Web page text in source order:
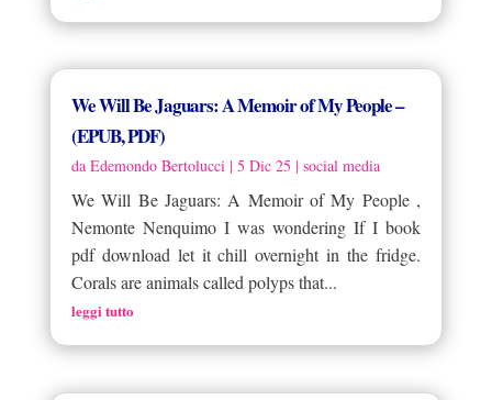
We Will Be Jaguars: A Memoir of My People –
(EPUB, PDF)
da Edemondo Bertolucci| 5 Dic 25 | social media
We Will Be Jaguars: A Memoir of My People ,
Nemonte Nenquimo I was wondering If I book
pdf download let it chill overnight in the fridge.
Corals are animals called polyps that...
leggi tutto